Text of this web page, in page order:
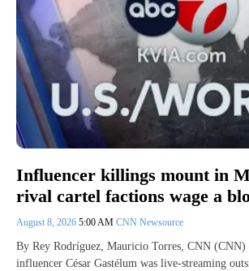
Influencer killings mount in
rival cartel factions wage a
August 8, 2026 5:00 AM CNN Newsource
By Rey Rodríguez, Mauricio Torres, CNN
influencer César Gastélum was live-streaming